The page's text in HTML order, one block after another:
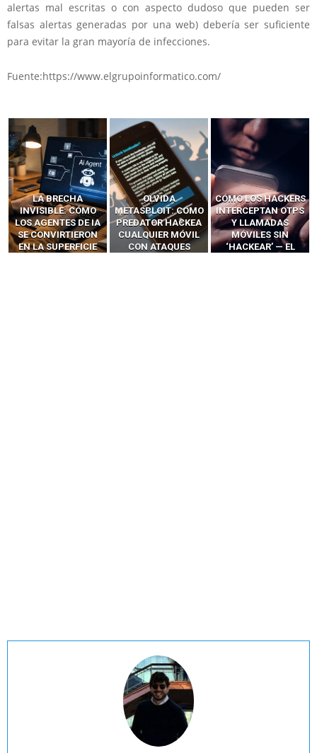
alertas mal escritas o con aspecto dudoso que pueden ser
falsas alertas generadas por una web) debería ser suficiente
para evitar la gran mayoría de infecciones.
Fuente:https://www.elgrupoinformatico.com/
LA BRECHA
INVISIBLE: CÓMO
LOS AGENTES DE IA
SE CONVIRTIERON
EN LA SUPERFICIE
OLVIDA
METASPLOIT: CÓMO
PREDATOR HACKEA
CUALQUIER MÓVIL
CON ATAQUES
CÓMO LOS HACKERS
INTERCEPTAN OTPS
Y LLAMADAS
MÓVILES SIN
‘HACKEAR’ — EL